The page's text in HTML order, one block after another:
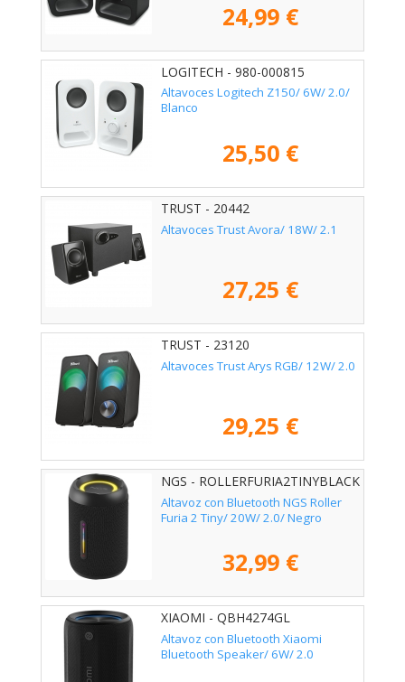
24,99 €
LOGITECH - 980-000815
Altavoces Logitech Z150/ 6W/ 2.0/
Blanco
25,50 €
TRUST - 20442
Altavoces Trust Avora/ 18W/ 2.1
27,25 €
TRUST - 23120
Altavoces Trust Arys RGB/ 12W/ 2.0
29,25 €
NGS - ROLLERFURIA2TINYBLACK
Altavoz con Bluetooth NGS Roller
Furia 2 Tiny/ 20W/ 2.0/ Negro
32,99 €
XIAOMI - QBH4274GL
Altavoz con Bluetooth Xiaomi
Bluetooth Speaker/ 6W/ 2.0